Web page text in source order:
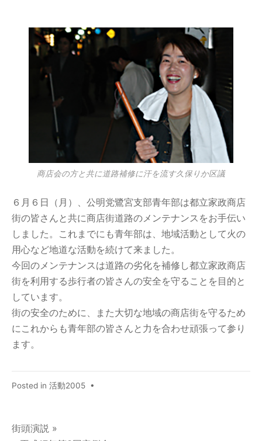
商店会の方と共に道路補修に汗を流す久保りか区議
６月６日（月）、公明党鷺宮支部青年部は都立家政商店
街の皆さんと共に商店街道路のメンテナンスをお手伝い
しました。これまでにも青年部は、地域活動として火の
用心など地道な活動を続けて来ました。
今回のメンテナンスは道路の劣化を補修し都立家政商店
街を利用する歩行者の皆さんの安全を守ることを目的と
しています。
街の安全のために、また大切な地域の商店街を守るため
にこれからも青年部の皆さんと力を合わせ頑張って参り
ます。
Posted in 活動2005 •
街頭演説 »